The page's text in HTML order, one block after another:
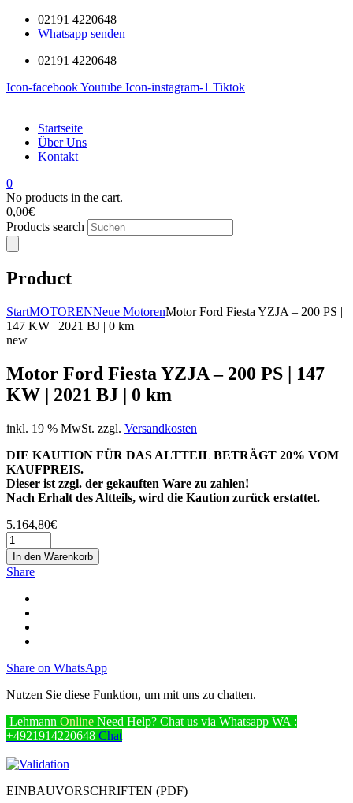
02191 4220648
Whatsapp senden
02191 4220648
Icon-facebookYoutube Icon-instagram-1 Tiktok
Startseite
Über Uns
Kontakt
0
No products in the cart.
0,00€
Products search
Product
StartMOTORENNeue MotorenMotor Ford Fiesta YZJA – 200 PS |
147 KW | 2021 BJ | 0 km
new
Motor Ford Fiesta YZJA – 200 PS | 147
KW | 2021 BJ | 0 km
inkl. 19 % MwSt. zzgl. Versandkosten
DIE KAUTION FÜR DAS ALTTEIL BETRÄGT 20% VOM
KAUFPREIS.
Dieser ist zzgl. der gekauften Ware zu zahlen!
Nach Erhalt des Altteils, wird die Kaution zurück erstattet.
5.164,80€
In den Warenkorb
Share
Share on WhatsApp
Nutzen Sie diese Funktion, um mit uns zu chatten.
Lehmann Online Need Help? Chat us via Whatsapp WA :
+4921914220648 Chat
EINBAUVORSCHRIFTEN (PDF)